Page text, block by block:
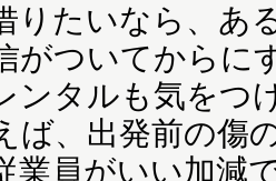
たいなら、あ
がついてからに
ンタルも気をつ
ば、出発前の傷
業員がいい加減